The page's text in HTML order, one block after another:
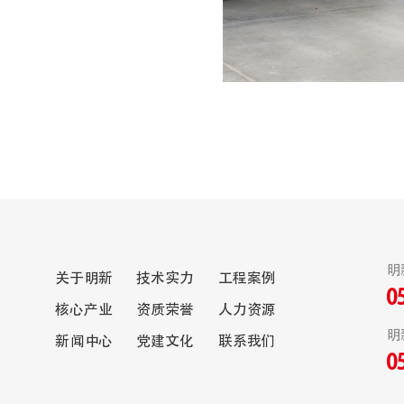
关于明新
核心产业
新闻中心
技术实力
资质荣誉
党建文化
工程案例
人力资源
联系我们